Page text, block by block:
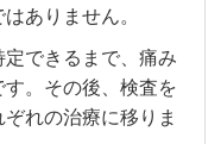
ありません。
できるまで、痛み
。その後、検査を
れの治療に移りま